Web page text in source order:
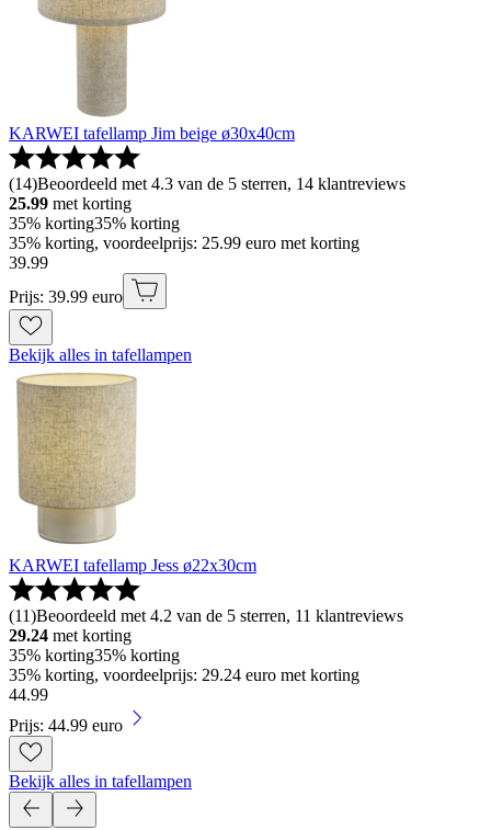
KARWEI tafellamp Jim beige ø30x40cm
(14)Beoordeeld met 4.3 van de 5 sterren, 14 klantreviews
25.99 met korting
35% korting35% korting
35% korting, voordeelprijs: 25.99 euro met korting
39.99
Prijs: 39.99 euro
Bekijk alles in tafellampen
KARWEI tafellamp Jess ø22x30cm
(11)Beoordeeld met 4.2 van de 5 sterren, 11 klantreviews
29.24 met korting
35% korting35% korting
35% korting, voordeelprijs: 29.24 euro met korting
44.99
Prijs: 44.99 euro
Bekijk alles in tafellampen